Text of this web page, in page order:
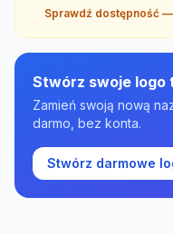
Sprawdź dostępność —
Stwórz swoje logo
Zamień swoją nową
darmo, bez konta.
Stwórz darmowe